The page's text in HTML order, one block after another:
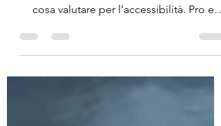
Configurazioni a una mano e da tavolo,
rimappatura e macro: cosa funziona e
disabilità: layout personalizzabili e